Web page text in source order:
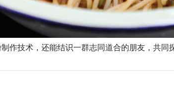
技术，还能结识一群志同道合的朋友，共同